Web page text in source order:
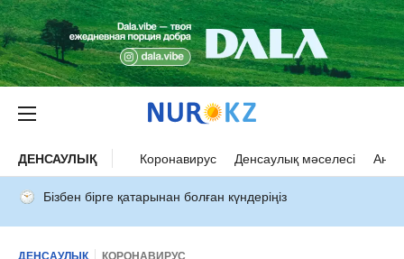
ДЕНСАУЛЫҚ Коронавирус Денсаулық мәселесі Ана
Бізбен бірге қатарынан болған күндеріңіз
ДЕНСАУЛЫҚ КОРОНАВИРУС